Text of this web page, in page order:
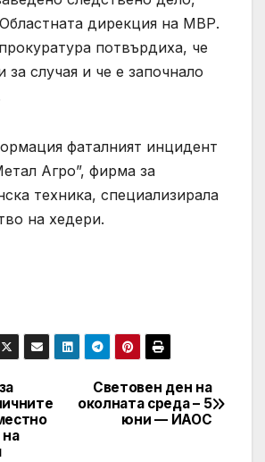
дирекция на МВР.
потвърдиха, че
за случая и че е започнало
фаталният инцидент
Агро”, фирма за
техника, специализирала
на хедери.
Световен ден на
околната среда – 5
юни — ИАОС